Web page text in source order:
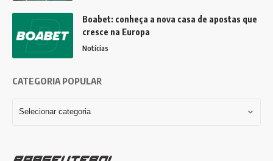
Boabet: conheça a nova casa de apostas que
cresce na Europa
Notícias
CATEGORIA POPULAR